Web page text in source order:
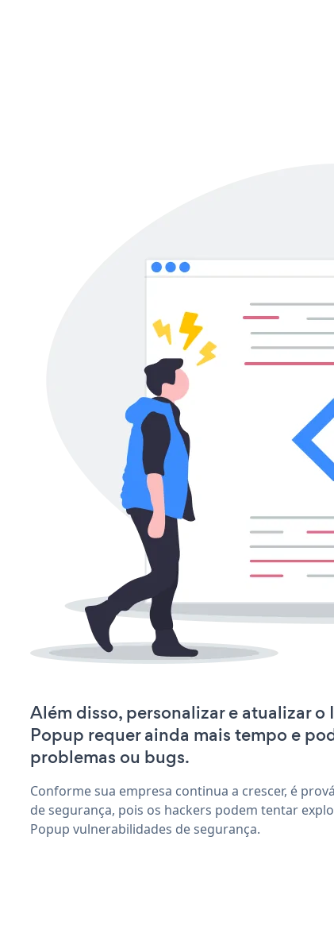
Além disso, personalizar e atualizar
Popup requer ainda mais tempo e
problemas ou bugs.
Conforme sua empresa continua a crescer, é
de segurança, pois os hackers podem tentar
Popup vulnerabilidades de segurança.